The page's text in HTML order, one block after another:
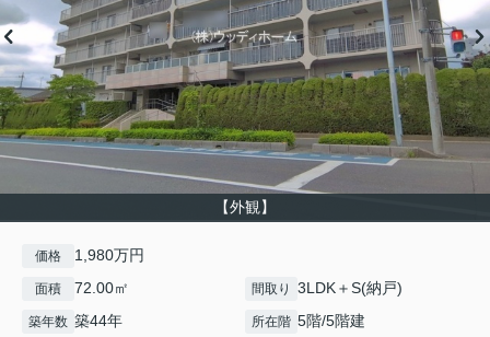
【外観】
価格 1,980万円
面積 72.00㎡ 間取り 3LDK＋S(納戸)
築年数 築44年 所在階 5階/5階建